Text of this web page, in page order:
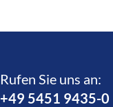
Rufen Sie uns an:­
+49 5451 9435-0